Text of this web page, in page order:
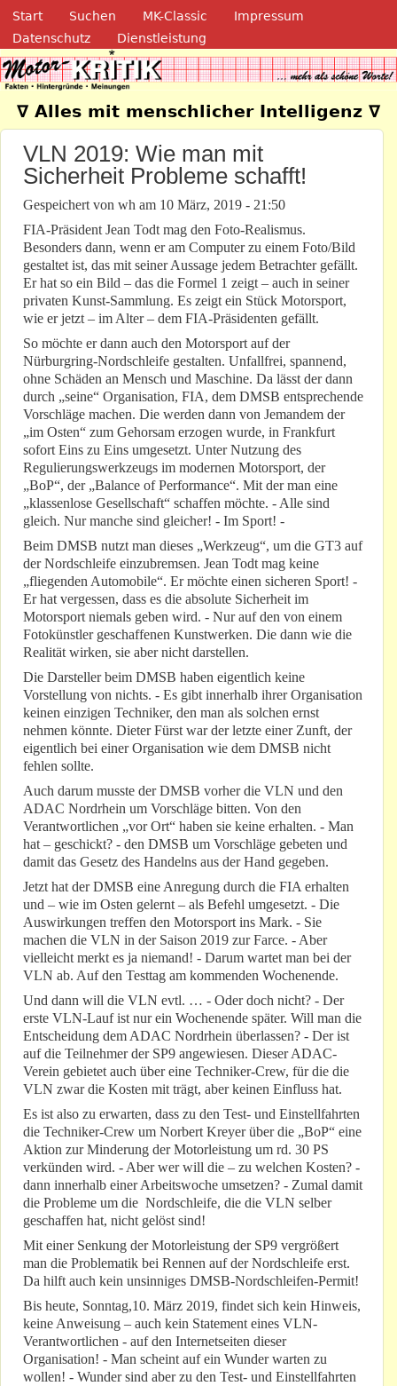
Direkt zum Inhalt
Navigation
Start Suchen MK-Classic
Impressum
Datenschutz
Dienstleistung
Motor-Kritik.de
∇ Alles mit menschlicher Intelligenz ∇
VLN 2019: Wie man mit
Sicherheit Probleme schafft!
Gespeichert von wh am 10 März, 2019 - 21:50
FIA-Präsident Jean Todt mag den Foto-Realismus.
Besonders dann, wenn er am Computer zu einem Foto/Bild
gestaltet ist, das mit seiner Aussage jedem Betrachter gefällt.
Er hat so ein Bild – das die Formel 1 zeigt – auch in seiner
privaten Kunst-Sammlung. Es zeigt ein Stück Motorsport,
wie er jetzt – im Alter – dem FIA-Präsidenten gefällt.
So möchte er dann auch den Motorsport auf der
Nürburgring-Nordschleife gestalten. Unfallfrei, spannend,
ohne Schäden an Mensch und Maschine. Da lässt der dann
durch „seine“ Organisation, FIA, dem DMSB entsprechende
Vorschläge machen. Die werden dann von Jemandem der
„im Osten“ zum Gehorsam erzogen wurde, in Frankfurt
sofort Eins zu Eins umgesetzt. Unter Nutzung des
Regulierungswerkzeugs im modernen Motorsport, der
„BoP“, der „Balance of Performance“. Mit der man eine
„klassenlose Gesellschaft“ schaffen möchte. - Alle sind
gleich. Nur manche sind gleicher! - Im Sport! -
Beim DMSB nutzt man dieses „Werkzeug“, um die GT3 auf
der Nordschleife einzubremsen. Jean Todt mag keine
„fliegenden Automobile“. Er möchte einen sicheren Sport! -
Er hat vergessen, dass es die absolute Sicherheit im
Motorsport niemals geben wird. - Nur auf den von einem
Fotokünstler geschaffenen Kunstwerken. Die dann wie die
Realität wirken, sie aber nicht darstellen.
Die Darsteller beim DMSB haben eigentlich keine
Vorstellung von nichts. - Es gibt innerhalb ihrer Organisation
keinen einzigen Techniker, den man als solchen ernst
nehmen könnte. Dieter Fürst war der letzte einer Zunft, der
eigentlich bei einer Organisation wie dem DMSB nicht
fehlen sollte.
Auch darum musste der DMSB vorher die VLN und den
ADAC Nordrhein um Vorschläge bitten. Von den
Verantwortlichen „vor Ort“ haben sie keine erhalten. - Man
hat – geschickt? - den DMSB um Vorschläge gebeten und
damit das Gesetz des Handelns aus der Hand gegeben.
Jetzt hat der DMSB eine Anregung durch die FIA erhalten
und – wie im Osten gelernt – als Befehl umgesetzt. - Die
Auswirkungen treffen den Motorsport ins Mark. - Sie
machen die VLN in der Saison 2019 zur Farce. - Aber
vielleicht merkt es ja niemand! - Darum wartet man bei der
VLN ab. Auf den Testtag am kommenden Wochenende.
Und dann will die VLN evtl. … - Oder doch nicht? - Der
erste VLN-Lauf ist nur ein Wochenende später. Will man die
Entscheidung dem ADAC Nordrhein überlassen? - Der ist
auf die Teilnehmer der SP9 angewiesen. Dieser ADAC-
Verein gebietet auch über eine Techniker-Crew, für die die
VLN zwar die Kosten mit trägt, aber keinen Einfluss hat.
Es ist also zu erwarten, dass zu den Test- und Einstellfahrten
die Techniker-Crew um Norbert Kreyer über die „BoP“ eine
Aktion zur Minderung der Motorleistung um rd. 30 PS
verkünden wird. - Aber wer will die – zu welchen Kosten? -
dann innerhalb einer Arbeitswoche umsetzen? - Zumal damit
die Probleme um die Nordschleife, die die VLN selber
geschaffen hat, nicht gelöst sind!
Mit einer Senkung der Motorleistung der SP9 vergrößert
man die Problematik bei Rennen auf der Nordschleife erst.
Da hilft auch kein unsinniges DMSB-Nordschleifen-Permit!
Bis heute, Sonntag,10. März 2019, findet sich kein Hinweis,
keine Anweisung – auch kein Statement eines VLN-
Verantwortlichen - auf den Internetseiten dieser
Organisation! - Man scheint auf ein Wunder warten zu
wollen! - Wunder sind aber zu den Test- und Einstellfahrten